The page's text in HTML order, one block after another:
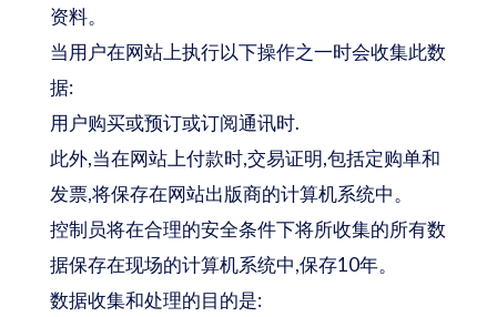
资料。
当用户在网站上执行以下操作之一时会收集此数
据:
用户购买或预订或订阅通讯时.
此外,当在网站上付款时,交易证明,包括定购单和
发票,将保存在网站出版商的计算机系统中。
控制员将在合理的安全条件下将所收集的所有数
据保存在现场的计算机系统中,保存10年。
数据收集和处理的目的是: